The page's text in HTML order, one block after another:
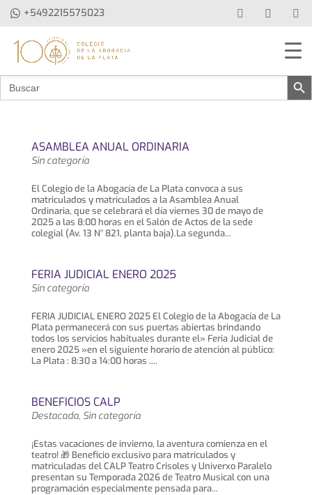
+5492215575023
Buscar: Botón de
ASAMBLEA ANUAL ORDINARIA
Sin categoría
El Colegio de la Abogacía de La Plata convoca a sus
matriculados y matriculados a la Asamblea Anual
Ordinaria, que se celebrará el día viernes 30 de mayo de
2025 a las 8:00 horas en el Salón de Actos de la sede
colegial (Av. 13 N° 821, planta baja).La segunda...
FERIA JUDICIAL ENERO 2025
Sin categoría
FERIA JUDICIAL ENERO 2025 El Colegio de la Abogacía de La
Plata permanecerá con sus puertas abiertas brindando
todos los servicios habituales durante el» Feria Judicial de
enero 2025 »en el siguiente horario de atención al público:
La Plata : 8:30 a 14:00 horas ....
BENEFICIOS CALP
Destacada, Sin categoría
¡Estas vacaciones de invierno, la aventura comienza en el
teatro! 🎁 Beneficio exclusivo para matriculados y
matriculadas del CALP Teatro Crisoles y Univerxo Paralelo
presentan su Temporada 2026 de Teatro Musical con una
programación especialmente pensada para...